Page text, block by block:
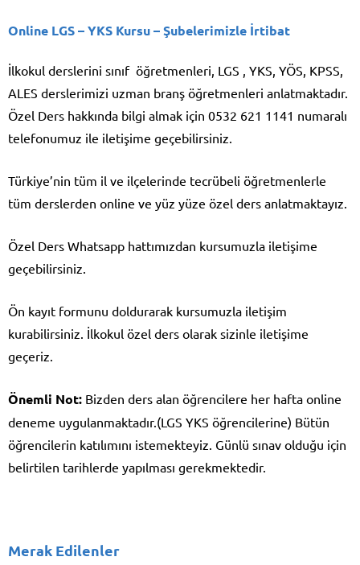
Online LGS – YKS Kursu– Şubelerimizle İrtibat
İlkokul derslerini sınıf öğretmenleri, LGS , YKS, YÖS, KPSS,
ALES derslerimizi uzman branş öğretmenleri anlatmaktadır.
Özel Ders hakkında bilgi almak için 0532 621 1141 numaralı
telefonumuz ile iletişime geçebilirsiniz.
Türkiye’nin tüm il ve ilçelerinde tecrübeli öğretmenlerle
tüm derslerden online ve yüz yüze özel ders anlatmaktayız.
Özel Ders Whatsapp hattımızdan kursumuzla iletişime
geçebilirsiniz.
Ön kayıt formunu doldurarak kursumuzla iletişim
kurabilirsiniz. İlkokul özel ders olarak sizinle iletişime
geçeriz.
Önemli Not: Bizden ders alan öğrencilere her hafta online
deneme uygulanmaktadır.(LGS YKS öğrencilerine) Bütün
öğrencilerin katılımını istemekteyiz. Günlü sınav olduğu için
belirtilen tarihlerde yapılması gerekmektedir.
Merak Edilenler